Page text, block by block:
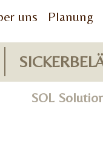
uns Planung
SOL